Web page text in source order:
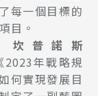
每一個目標的
目。
坎普諾斯
年戰略規
何實現發展目